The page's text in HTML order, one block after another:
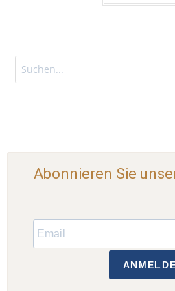
Abonnieren Sie